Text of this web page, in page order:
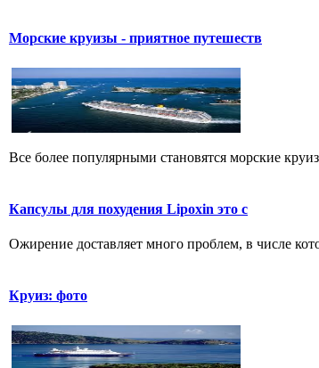
Морские круизы - приятное путешеств
Все более популярными становятся морские
Капсулы для похудения Lipoxin это с
Ожирение доставляет много проблем, в числе
Круиз: фото